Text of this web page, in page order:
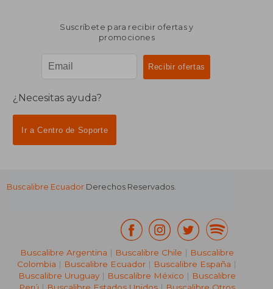
Suscríbete para recibir ofertas y
promociones
¿Necesitas ayuda?
Ir a Centro de Soporte
Buscalibre Ecuador Derechos Reservados.
Buscalibre Argentina | Buscalibre Chile | Buscalibre
Colombia | Buscalibre Ecuador | Buscalibre España |
Buscalibre Uruguay| Buscalibre México | Buscalibre